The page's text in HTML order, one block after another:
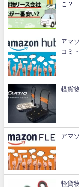
こ？
アマ
コミ
軽貨
アマ
軽貨